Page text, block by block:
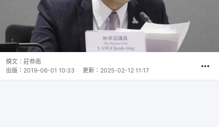
撰文： 莊恭南
出版： 2019-06-01 10:33 更新： 2025-02-12 11:17